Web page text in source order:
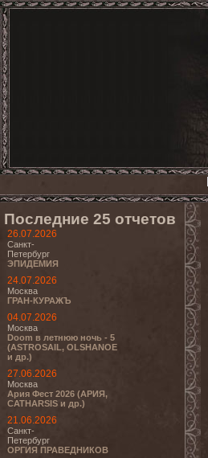
Последние 25 отчетов
26.07.2026
Санкт-
Петербург
ЭПИДЕМИЯ
24.07.2026
Москва
ГРАН-КУРАЖЪ
04.07.2026
Москва
Doom в летнюю ночь - 5
(ASTROSAIL, OLSHANOE
и др.)
27.06.2026
Москва
Ария Фест 2026 (АРИЯ,
CATHARSIS и др.)
21.06.2026
Санкт-
Петербург
ОРГИЯ ПРАВЕДНИКОВ